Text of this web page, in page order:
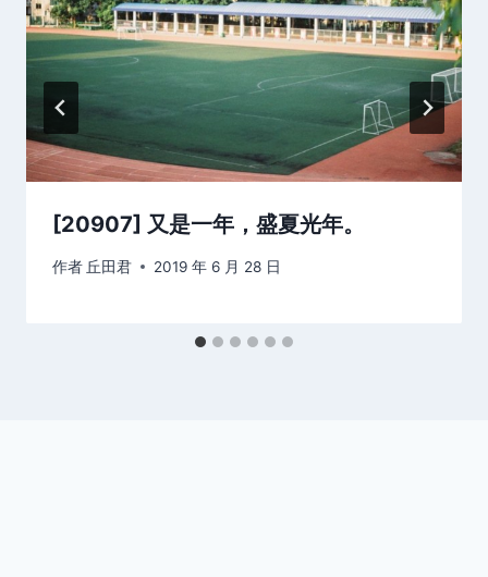
[20907] 又是一年，盛夏光年。 ​​​​
作者 丘田君 2019 年 6 月 28 日